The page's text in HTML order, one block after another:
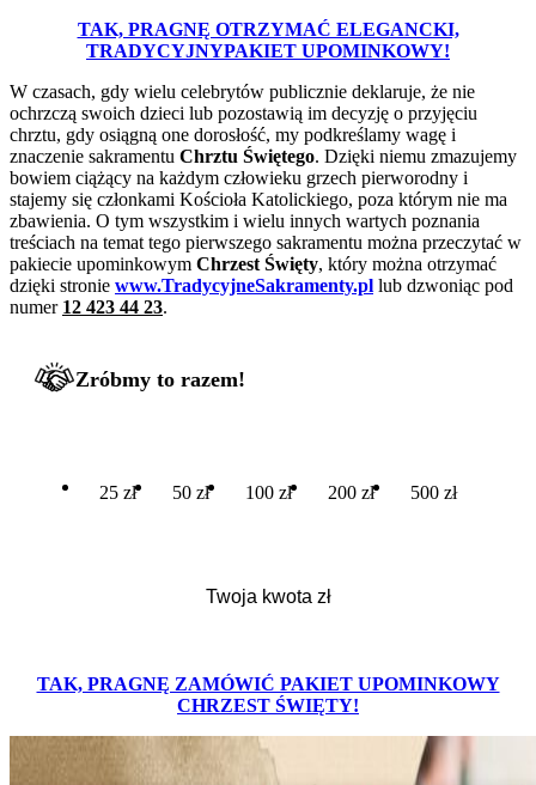
TAK, PRAGNĘ OTRZYMAĆ ELEGANCKI,
TRADYCYJNYPAKIET UPOMINKOWY!
W czasach, gdy wielu celebrytów publicznie deklaruje, że nie
ochrzczą swoich dzieci lub pozostawią im decyzję o przyjęciu
chrztu, gdy osiągną one dorosłość, my podkreślamy wagę i
znaczenie sakramentu Chrztu Świętego. Dzięki niemu zmazujemy
bowiem ciążący na każdym człowieku grzech pierworodny i
stajemy się członkami Kościoła Katolickiego, poza którym nie ma
zbawienia. O tym wszystkim i wielu innych wartych poznania
treściach na temat tego pierwszego sakramentu można przeczytać w
pakiecie upominkowym Chrzest Święty, który można otrzymać
dzięki stronie www.TradycyjneSakramenty.pl lub dzwoniąc pod
numer 12 423 44 23.
Zróbmy to razem!
25 zł 50 zł 100 zł 200 zł 500 zł
TAK, PRAGNĘ ZAMÓWIĆ PAKIET UPOMINKOWY
CHRZEST ŚWIĘTY!